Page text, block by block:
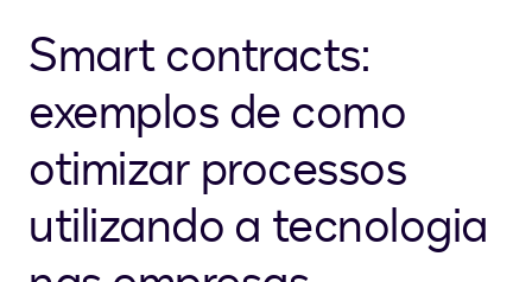
Smart contracts:
exemplos de como
otimizar processos
utilizando a tecnologia